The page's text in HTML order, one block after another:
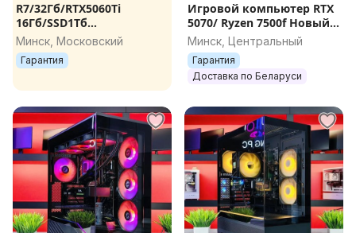
R7/32Гб/RTX5060Ti
16Гб/SSD1Tб
NVMe/750W/Wi-Fi новый
игровой компьютер,
игровой ПК, компьютер
Минск, Московский
Гарантия
Игровой компьютер RTX
5070/ Ryzen 7500f Новый.
Гарантия.
Минск, Центральный
Гарантия
Доставка по Беларуси